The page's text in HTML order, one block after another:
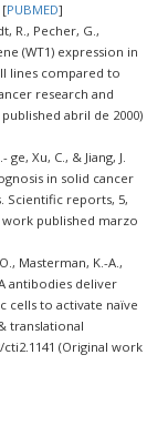
[PUBMED]
R., Pecher, G.,
(WT1) expression in
lines compared to
research and
abril de 2000)
ge, Xu, C., & Jiang, J.
in solid cancer
Scientific reports, 5,
work published marzo
Masterman, K.-A.,
antibodies deliver
cells to activate naïve
translational
(Original work